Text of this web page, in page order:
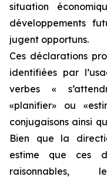
situation
développements
jugent opportuns.
Ces déclarations
identifiées par
verbes «
«planifier» ou
conjugaisons ainsi
Bien que la
estime que ces
raisonnables,